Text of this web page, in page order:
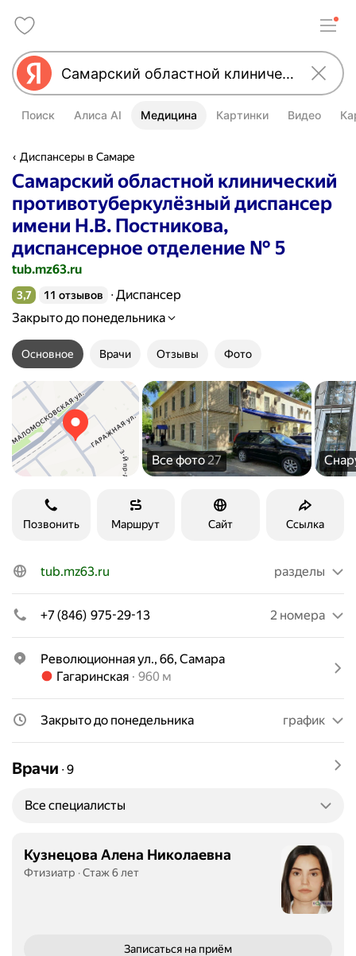
Поиск Алиса AI Медицина Картинки Видео
Диспансеры в Самаре
Самарский областной клинический
противотуберкулёзный диспансер
имени Н.В. Постникова,
диспансерное отделение № 5
tub.mz63.ru
Рейтинг 3,7 из 5
3,7 11 отзывов
Диспансер
Закрыто до понедельника
Основное Врачи Отзывы Фото
Все фото27
Позвонить Маршрут Сайт Ссылка
tub.mz63.ru разделы
+7 (846) 975-29-13 2 номера
Революционная ул., 66, Самара
Метро Гагаринская Расстояние 960 м
Гагаринская 960 м
Закрыто до понедельника график
Врачи ∙ 9
Все специалисты
Кузнецова Алена Николаевна
Фтизиатр Стаж 6 лет
Записаться на приём